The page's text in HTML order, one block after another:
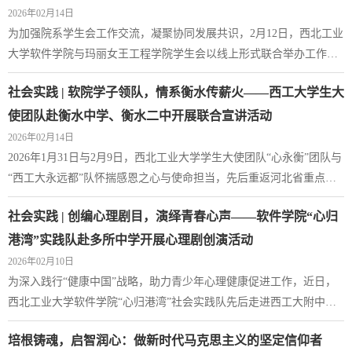
时代要求。历史是最好的教科书。中华民族的伟大复兴历程，不仅是
自强不息的奋斗史，也是我国科技...
2026年02月14日
为加强院系学生会工作交流，凝聚协同发展共识，2月12日，西北工业
大学软件学院与玛丽女王工程学院学生会以线上形式联合举办工作经
验交流会。会议由软件学院学生会主席团成员李煜轩主持，两院学生
会主席团成员及各部门负责人共同参与，围绕组织建设、活动开展、
服务创新等议题展开深入探讨。软件学院学生会系统回顾了2025-2026
学年秋季学期的工作。各部门在活动组织、宣传支持、权益服务、实
践拓展、社团管理、文体科创、志愿服...
社会实践 | 软院学子领队，情系衡水传薪火——西工大学生大
使团队赴衡水中学、衡水二中开展联合宣讲活动
2026年02月14日
2026年1月31日与2月9日，西北工业大学学生大使团队“心永衡”团队与
“西工大永远都”队怀揣感恩之心与使命担当，先后重返河北省重点中
学——衡水中学与衡水市第二中学，开展了一系列形式多样、内容丰
富的线下招生宣讲活动。两支团队汇聚了来自软件、航天、航海、材
料、教育实验等多个学院的学子，以多元的学科视角与真切的成长经
历，为两校高三学子带来了干货满满的升学指导与经验分享，在高校
与优质生源中学之间架起坚实的沟通...
社会实践 | 创编心理剧目，演绎青春心声——软件学院“心归
港湾”实践队赴多所中学开展心理剧创演活动
2026年02月10日
为深入践行“健康中国”战略，助力青少年心理健康促进工作，近日，
西北工业大学软件学院“心归港湾”社会实践队先后走进西工大附中、
高新一中、丹东二中、柯桥中学等多所中学，以“心理剧创编与展演”
为载体，开展了一系列主题鲜明、形式新颖的社会实践活动。团队充
培根铸魂，启智润心：做新时代马克思主义的坚定信仰者